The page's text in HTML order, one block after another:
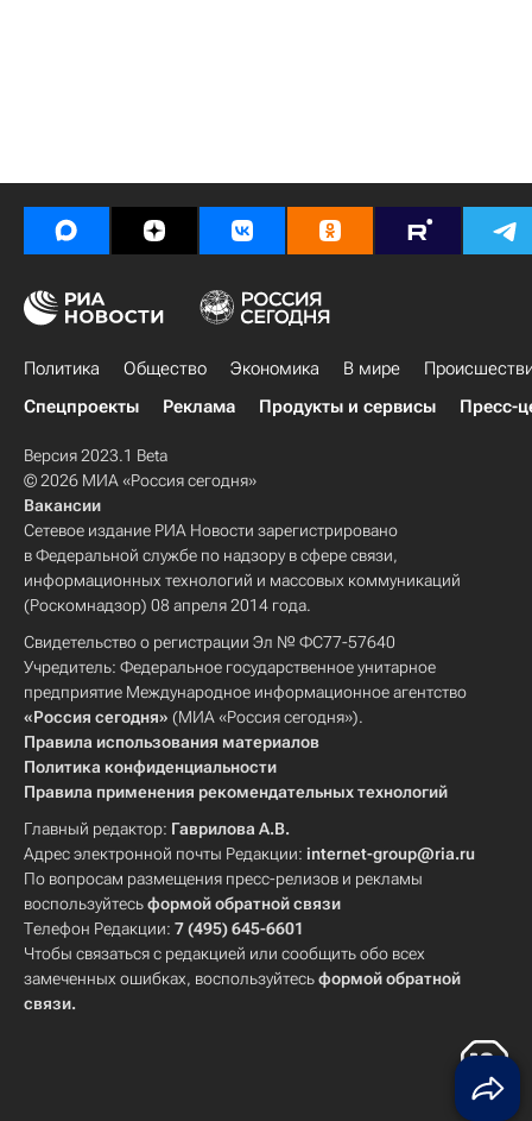
Политика Общество Экономика В мире
Спецпроекты
Реклама Продукты и сервисы Пресс-
Версия 2023.1 Beta
© 2026 МИА «Россия сегодня»
Вакансии
Сетевое издание РИА Новости зарегистрировано
в Федеральной службе по надзору в сфере связи,
информационных технологий и массовых коммуникаций
(Роскомнадзор) 08 апреля 2014 года.
Свидетельство о регистрации Эл № ФС77-57640
Учредитель: Федеральное государственное унитарное
предприятие Международное информационное агентство
«Россия сегодня» (МИА «Россия сегодня»).
Правила использования материалов
Политика конфиденциальности
Правила применения рекомендательных технологий
Главный редактор: Гаврилова А.В.
Адрес электронной почты Редакции: internet-group@ria.ru
По вопросам размещения пресс-релизов и рекламы
воспользуйтесьформой обратной связи
Телефон Редакции: 7 (495) 645-6601
Чтобы связаться с редакцией или сообщить обо всех
замеченных ошибках, воспользуйтесьформой обратной
связи.